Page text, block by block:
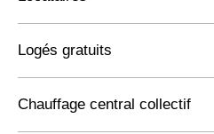
Logés gratuits
Chauffage central collectif